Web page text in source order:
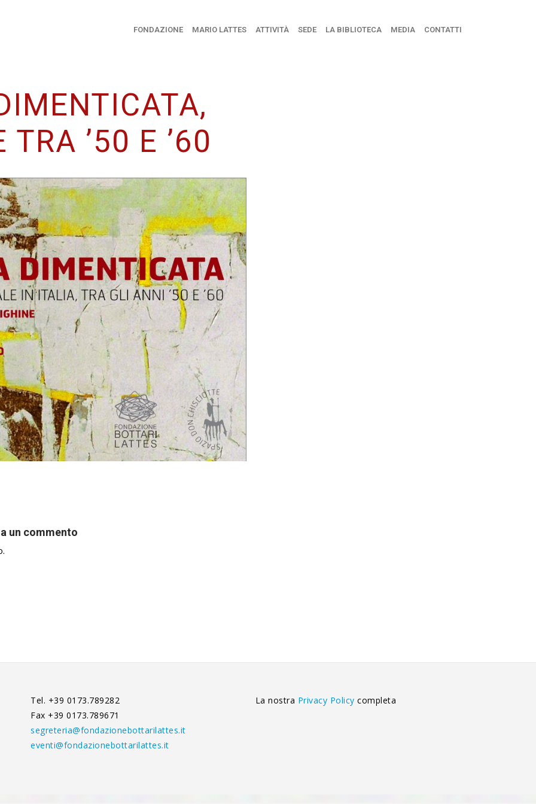
FONDAZIONE MARIO LATTES ATTIVITÀ SEDE LA BIBLIOTECA MEDIA CONTATTI
TRA ’50 E ’60
un commento
Tel. +39 0173.789282
Fax +39 0173.789671
segreteria@fondazionebottarilattes.it
eventi@fondazionebottarilattes.it
La nostra Privacy Policycompleta